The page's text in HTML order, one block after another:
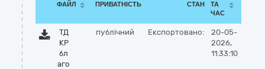
ФАЙЛ ПРИВАТНІСТЬ СТАН
ТА
ЧАС
ТД
КР
бл
аго
публічний Експортовано:
20-05-
2026,
11:33:10